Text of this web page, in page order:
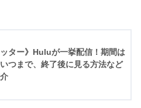
ッター》Huluが一挙配信！期間は
つまで、終了後に見る方法など